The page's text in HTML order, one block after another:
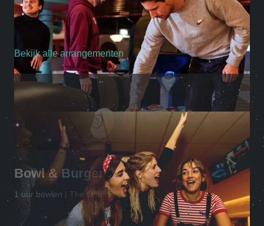
Bowl & Burger
1 uur bowlen | The Original Burger met frites
Bekijk alle arrangementen